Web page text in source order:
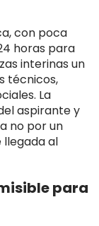
con poca
horas para
interinas un
técnicos,
La
aspirante y
no por un
llegada al
para